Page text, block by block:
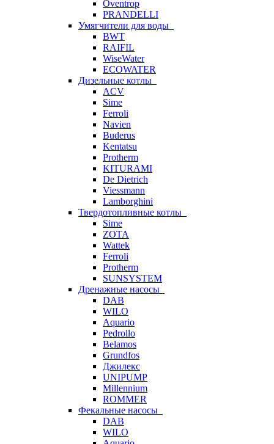
Oventrop
PRANDELLI
Умягчители для воды
BWT
RAIFIL
WiseWater
ECOWATER
Дизельные котлы
ACV
Sime
Ferroli
Navien
Buderus
Kentatsu
Protherm
KITURAMI
De Dietrich
Viessmann
Lamborghini
Твердотопливные котлы
Sime
ZOTA
Wattek
Ferroli
Protherm
SUNSYSTEM
Дренажные насосы
DAB
WILO
Aquario
Pedrollo
Belamos
Grundfos
Джилекс
UNIPUMP
Millennium
ROMMER
Фекальные насосы
DAB
WILO